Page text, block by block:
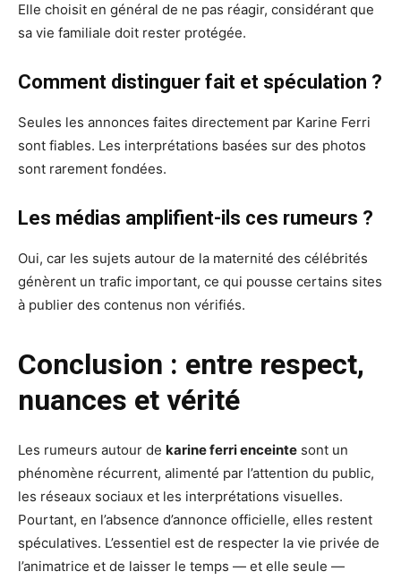
Elle choisit en général de ne pas réagir, considérant que
sa vie familiale doit rester protégée.
Comment distinguer fait et spéculation ?
Seules les annonces faites directement par Karine Ferri
sont fiables. Les interprétations basées sur des photos
sont rarement fondées.
Les médias amplifient-ils ces rumeurs ?
Oui, car les sujets autour de la maternité des célébrités
génèrent un trafic important, ce qui pousse certains sites
à publier des contenus non vérifiés.
Conclusion : entre respect,
nuances et vérité
Les rumeurs autour de karine ferri enceinte sont un
phénomène récurrent, alimenté par l’attention du public,
les réseaux sociaux et les interprétations visuelles.
Pourtant, en l’absence d’annonce officielle, elles restent
spéculatives. L’essentiel est de respecter la vie privée de
l’animatrice et de laisser le temps — et elle seule —